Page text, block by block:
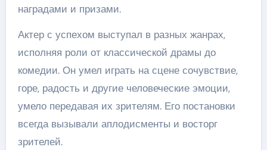
наградами и призами.
Актер с успехом выступал в разных жанрах,
исполняя роли от классической драмы до
комедии. Он умел играть на сцене сочувствие,
горе, радость и другие человеческие эмоции,
умело передавая их зрителям. Его постановки
всегда вызывали аплодисменты и восторг
зрителей.